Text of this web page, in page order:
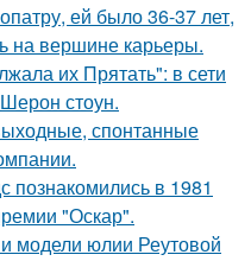
ей было 36-37 лет,
на вершине карьеры.
их Прятать": в сети
стоун.
спонтанные
познакомились в 1981
"Оскар".
модели юлии Реутовой